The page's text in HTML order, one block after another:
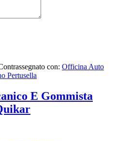
con: Officina Auto
Pertusella
E Gommista